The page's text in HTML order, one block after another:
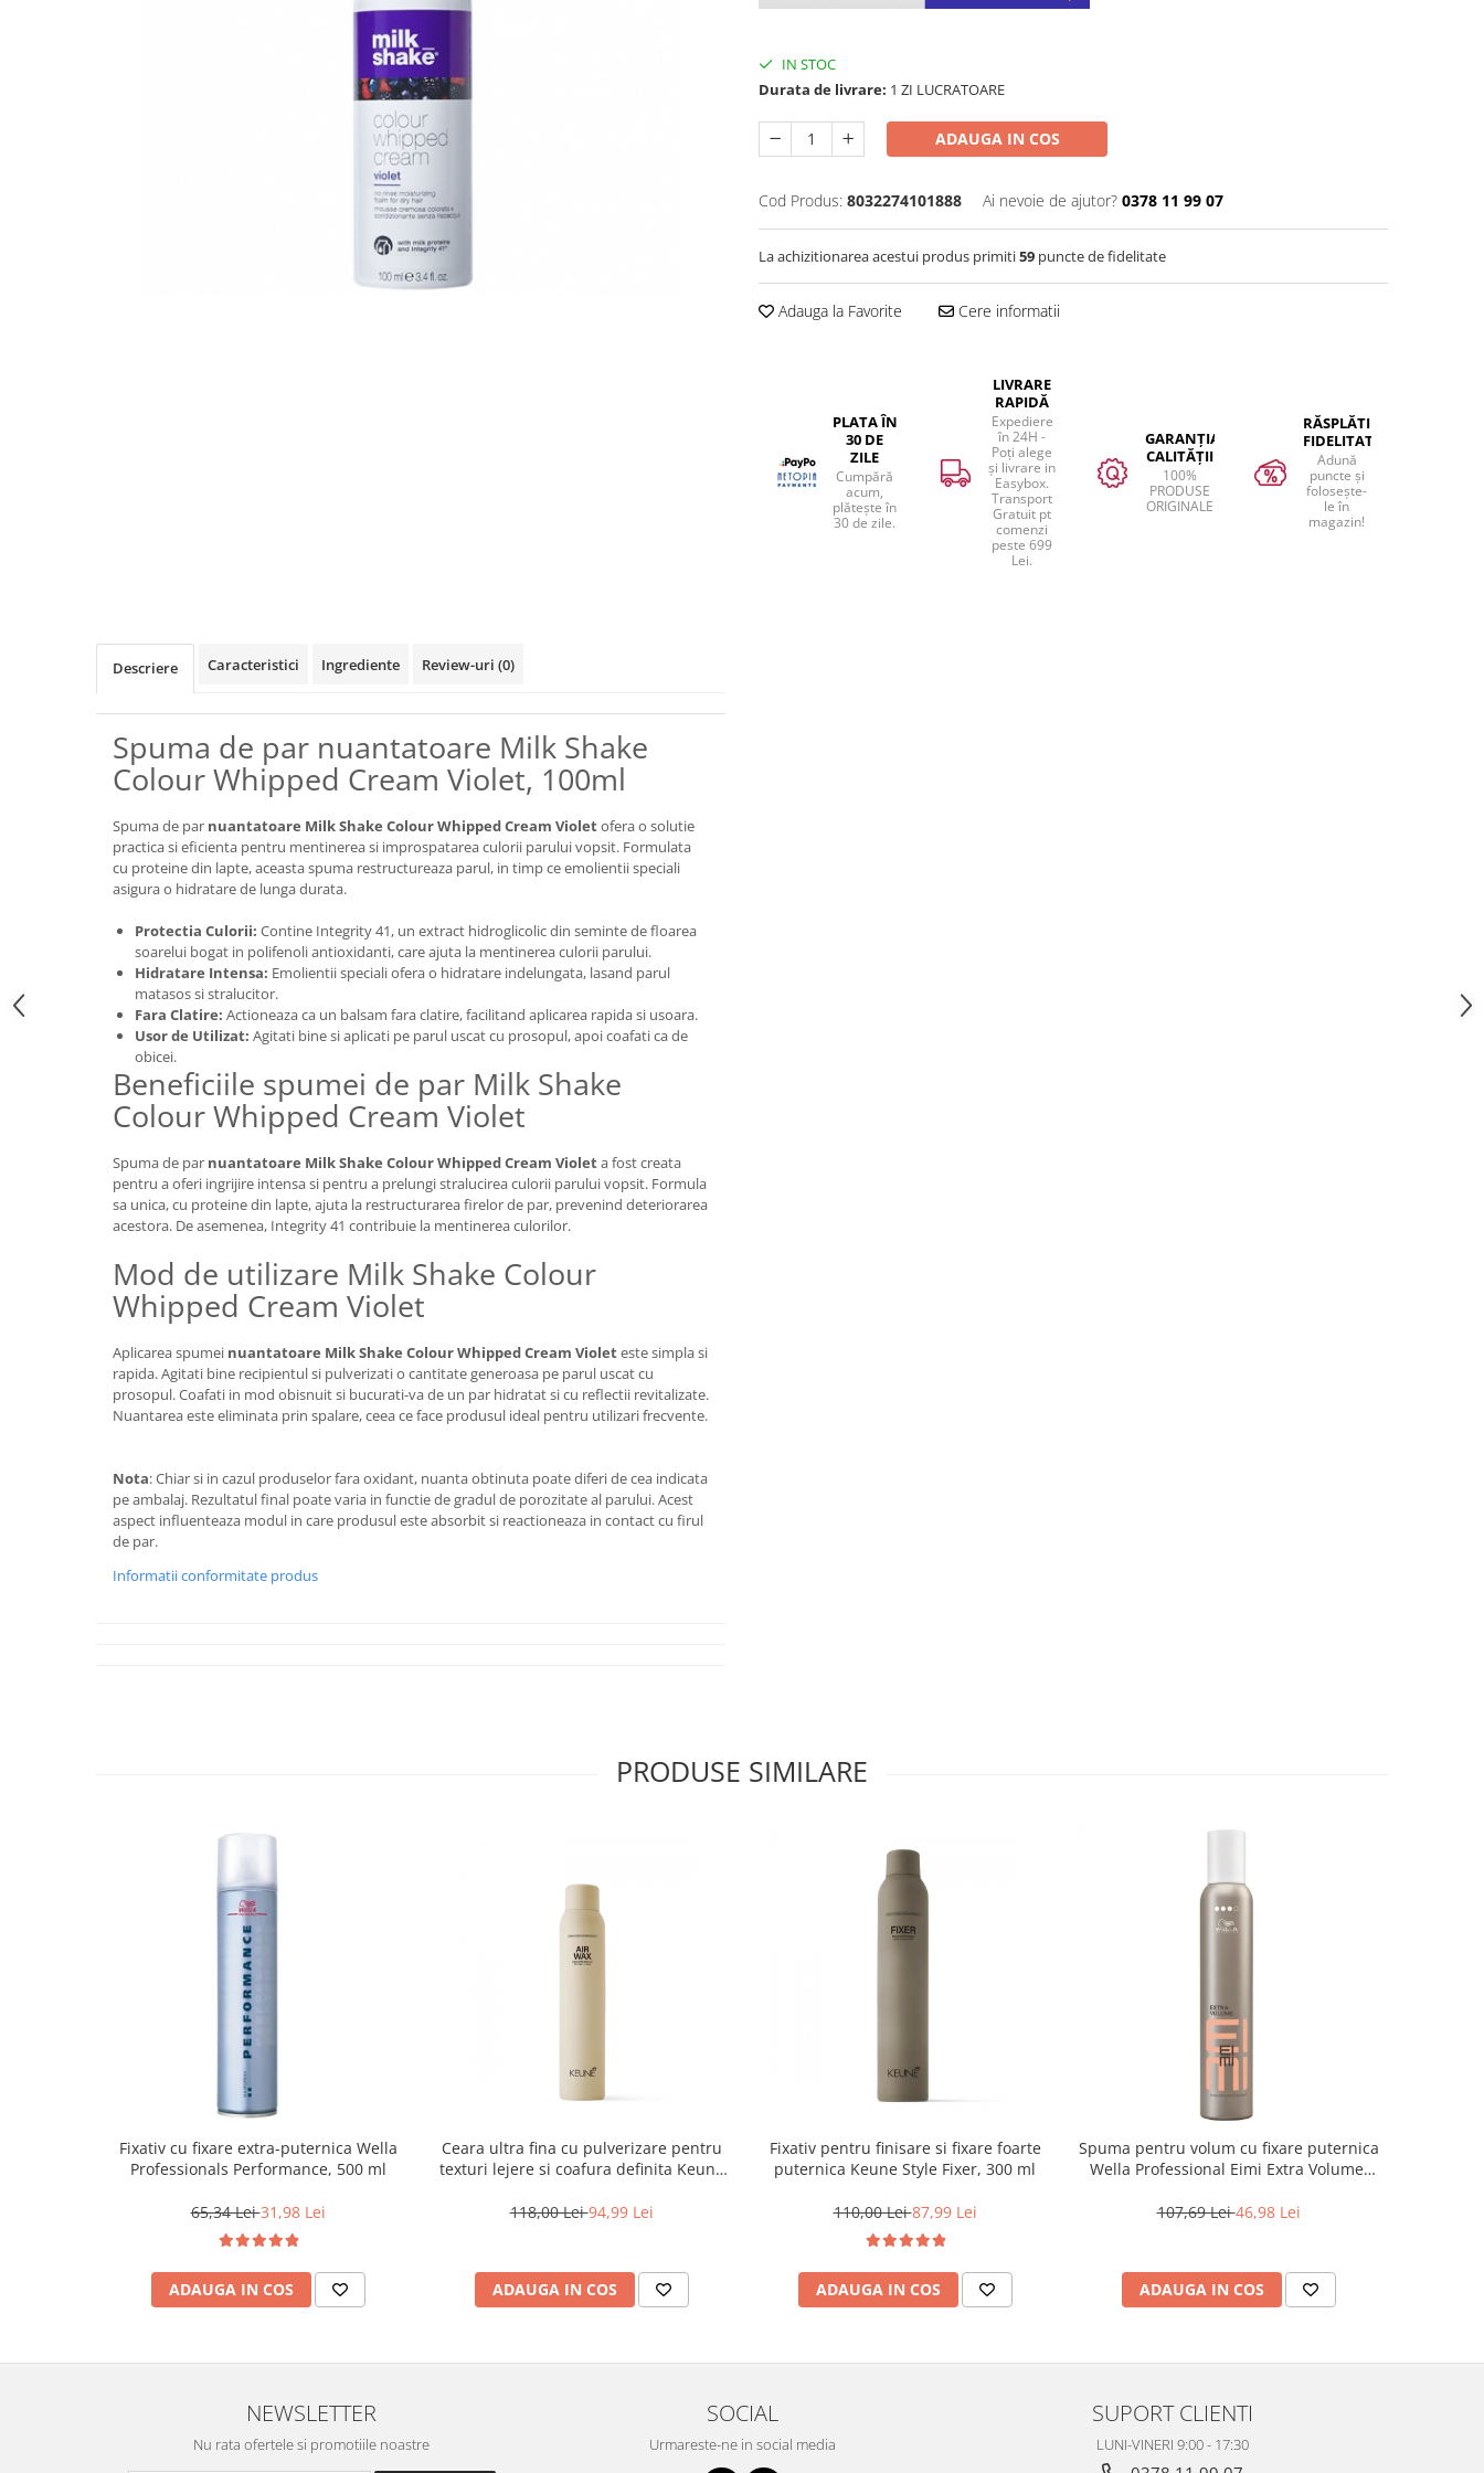
IN STOC
Durata de livrare: 1 ZI LUCRATOARE
ADAUGA IN COS
Cod Produs: 8032274101888 Ai nevoie de ajutor? 0378 11 99 07
La achizitionarea acestui produs primiti59 puncte de fidelitate
Adauga la Favorite Cere informatii
PLATA ÎN
30 DE
ZILE
Cumpără
acum,
plătește în
30 de zile.
LIVRARE
RAPIDĂ
Expediere
în 24H -
Poți alege
și livrare in
Easybox.
Transport
Gratuit pt
comenzi
peste 699
Lei.
GARANȚIA
CALITĂȚII
100%
PRODUSE
ORIGINALE
RĂSPLĂTIM
FIDELITATEA
Adună
puncte și
folosește-
le în
magazin!
Descriere Caracteristici Ingrediente Review-uri (0)
Spuma de par nuantatoare Milk Shake
Colour Whipped Cream Violet, 100ml
Spuma de par nuantatoare Milk Shake Colour Whipped Cream Violetofera o solutie
practica si eficienta pentru mentinerea si improspatarea culorii parului vopsit. Formulata
cu proteine din lapte, aceasta spuma restructureaza parul, in timp ce emolientii speciali
asigura o hidratare de lunga durata.
Protectia Culorii: Contine Integrity 41, un extract hidroglicolic din seminte de floarea
soarelui bogat in polifenoli antioxidanti, care ajuta la mentinerea culorii parului.
Hidratare Intensa: Emolientii speciali ofera o hidratare indelungata, lasand parul
matasos si stralucitor.
Fara Clatire: Actioneaza ca un balsam fara clatire, facilitand aplicarea rapida si usoara.
Usor de Utilizat: Agitati bine si aplicati pe parul uscat cu prosopul, apoi coafati ca de
obicei.
Beneficiile spumei de par Milk Shake
Colour Whipped Cream Violet
Spuma de par nuantatoare Milk Shake Colour Whipped Cream Violeta fost creata
pentru a oferi ingrijire intensa si pentru a prelungi stralucirea culorii parului vopsit. Formula
sa unica, cu proteine din lapte, ajuta la restructurarea firelor de par, prevenind deteriorarea
acestora. De asemenea, Integrity 41 contribuie la mentinerea culorilor.
Mod de utilizare Milk Shake Colour
Whipped Cream Violet
Aplicarea spumei nuantatoare Milk Shake Colour Whipped Cream Violeteste simpla si
rapida. Agitati bine recipientul si pulverizati o cantitate generoasa pe parul uscat cu
prosopul. Coafati in mod obisnuit si bucurati-va de un par hidratat si cu reflectii revitalizate.
Nuantarea este eliminata prin spalare, ceea ce face produsul ideal pentru utilizari frecvente.
Nota: Chiar si in cazul produselor fara oxidant, nuanta obtinuta poate diferi de cea indicata
pe ambalaj. Rezultatul final poate varia in functie de gradul de porozitate al parului. Acest
aspect influenteaza modul in care produsul este absorbit si reactioneaza in contact cu firul
de par.
Informatii conformitate produs
PRODUSE SIMILARE
Fixativ cu fixare extra-puternica Wella
Professionals Performance, 500 ml
65,34 Lei31,98 Lei
ADAUGA IN COS
Ceara ultra fina cu pulverizare pentru
texturi lejere si coafura definita Keune
118,00 Lei94,99 Lei
ADAUGA IN COS
Fixativ pentru finisare si fixare foarte
puternica Keune Style Fixer, 300 ml
110,00 Lei87,99 Lei
ADAUGA IN COS
Spuma pentru volum cu fixare puternica
Wella Professional Eimi Extra Volume,
107,69 Lei46,98 Lei
ADAUGA IN COS
NEWSLETTER
Nu rata ofertele si promotiile noastre
SOCIAL
Urmareste-ne in social media
SUPORT CLIENTI
LUNI-VINERI 9:00 - 17:30